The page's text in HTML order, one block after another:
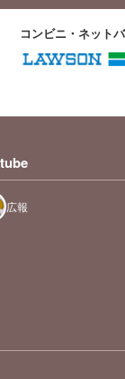
コンビニ・ネット
広報